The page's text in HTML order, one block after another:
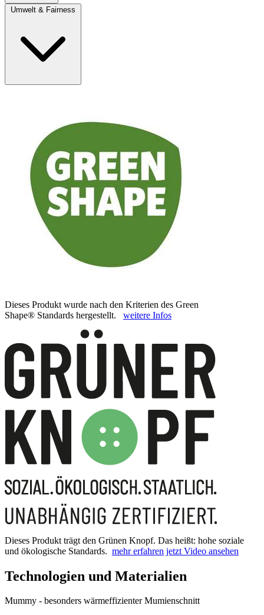
Umwelt & Fairness
Dieses Produkt wurde nach den Kriterien des Green
Shape® Standards hergestellt. weitere Infos
Dieses Produkt trägt den Grünen Knopf. Das heißt: hohe soziale
und ökologische Standards. mehr erfahren jetzt Video ansehen
Technologien und Materialien
Mummy - besonders wärmeffizienter Mumienschnitt